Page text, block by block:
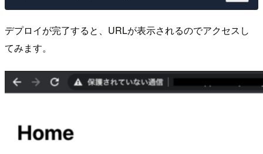
デプロイが完了すると、URLが表示されるのでアクセスし
てみます。